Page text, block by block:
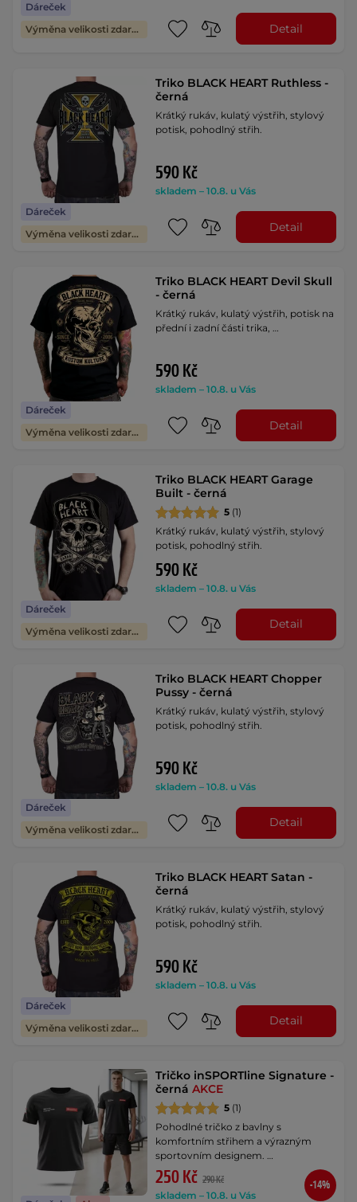
Dáreček
Výměna velikosti zdarma
Detail
Dáreček
Výměna velikosti zdarma
Triko BLACK HEART Ruthless -
černá
Krátký rukáv, kulatý výstřih, stylový
potisk, pohodlný střih.
590 Kč
skladem – 10.8. u Vás
Detail
Dáreček
Výměna velikosti zdarma
Triko BLACK HEART Devil Skull
- černá
Krátký rukáv, kulatý výstřih, potisk na
přední i zadní části trika, …
590 Kč
skladem – 10.8. u Vás
Detail
Dáreček
Výměna velikosti zdarma
Triko BLACK HEART Garage
Built - černá
5 (1)
Krátký rukáv, kulatý výstřih, stylový
potisk, pohodlný střih.
590 Kč
skladem – 10.8. u Vás
Detail
Dáreček
Výměna velikosti zdarma
Triko BLACK HEART Chopper
Pussy - černá
Krátký rukáv, kulatý výstřih, stylový
potisk, pohodlný střih.
590 Kč
skladem – 10.8. u Vás
Detail
Dáreček
Výměna velikosti zdarma
Triko BLACK HEART Satan -
černá
Krátký rukáv, kulatý výstřih, stylový
potisk, pohodlný střih.
590 Kč
skladem – 10.8. u Vás
Detail
Tričko inSPORTline Signature -
černáAKCE
5 (1)
Pohodlné tričko z bavlny s
komfortním střihem a výrazným
sportovním designem. …
250 Kč 290 Kč
skladem – 10.8. u Vás
-14%